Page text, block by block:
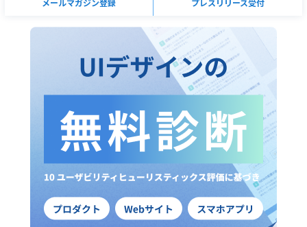
メールマガジン登録 プレスリリース受付